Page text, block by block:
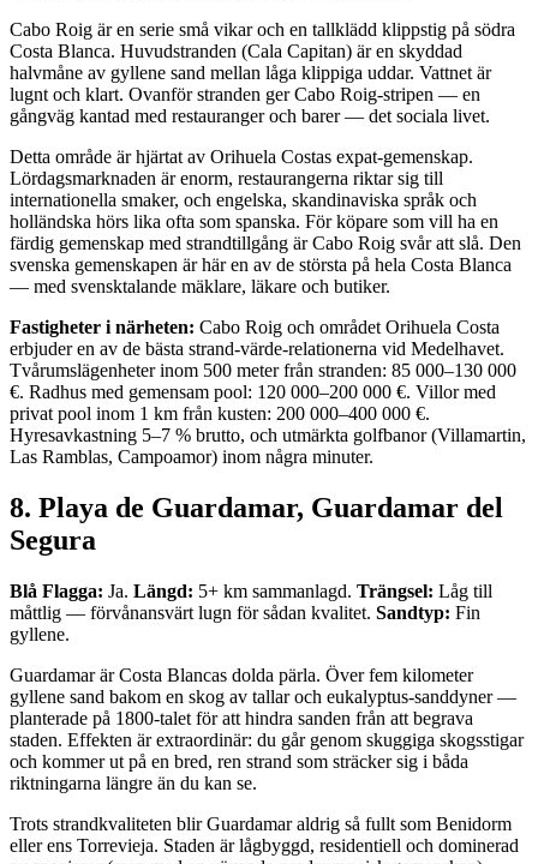
Cabo Roig är en serie små vikar och en tallklädd klippstig på södra
Costa Blanca. Huvudstranden (Cala Capitan) är en skyddad
halvmåne av gyllene sand mellan låga klippiga uddar. Vattnet är
lugnt och klart. Ovanför stranden ger Cabo Roig-stripen — en
gångväg kantad med restauranger och barer — det sociala livet.
Detta område är hjärtat av Orihuela Costas expat-gemenskap.
Lördagsmarknaden är enorm, restaurangerna riktar sig till
internationella smaker, och engelska, skandinaviska språk och
holländska hörs lika ofta som spanska. För köpare som vill ha en
färdig gemenskap med strandtillgång är Cabo Roig svår att slå. Den
svenska gemenskapen är här en av de största på hela Costa Blanca
— med svensktalande mäklare, läkare och butiker.
Fastigheter i närheten: Cabo Roig och området Orihuela Costa
erbjuder en av de bästa strand-värde-relationerna vid Medelhavet.
Tvårumslägenheter inom 500 meter från stranden: 85 000–130 000
€. Radhus med gemensam pool: 120 000–200 000 €. Villor med
privat pool inom 1 km från kusten: 200 000–400 000 €.
Hyresavkastning 5–7 % brutto, och utmärkta golfbanor (Villamartin,
Las Ramblas, Campoamor) inom några minuter.
8. Playa de Guardamar, Guardamar del
Segura
Blå Flagga: Ja. Längd: 5+ km sammanlagd. Trängsel: Låg till
måttlig — förvånansvärt lugn för sådan kvalitet. Sandtyp: Fin
gyllene.
Guardamar är Costa Blancas dolda pärla. Över fem kilometer
gyllene sand bakom en skog av tallar och eukalyptus-sanddyner —
planterade på 1800-talet för att hindra sanden från att begrava
staden. Effekten är extraordinär: du går genom skuggiga skogsstigar
och kommer ut på en bred, ren strand som sträcker sig i båda
riktningarna längre än du kan se.
Trots strandkvaliteten blir Guardamar aldrig så fullt som Benidorm
eller ens Torrevieja. Staden är lågbyggd, residentiell och dominerad